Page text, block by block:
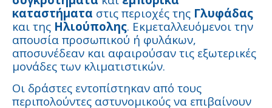
καταστήματα στις περιοχές της Γλυφάδας
και της Ηλιούπολης. Εκμεταλλευόμενοι την
απουσία προσωπικού ή φυλάκων,
αποσυνέδεαν και αφαιρούσαν τις εξωτερικές
μονάδες των κλιματιστικών.
Οι δράστες εντοπίστηκαν από τους
περιπολούντες αστυνομικούς να επιβαίνουν